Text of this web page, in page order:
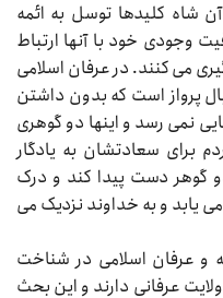
شاه کلیدها توسل به ائمه
وجودی خود با آنها ارتباط
می کنند. در عرفان اسلامی
پرواز است که بدون داشتن
نمی رسد و اینها دو گوهری
برای سعادتشان به یادگار
گوهر دست پیدا کند و درک
یابد و به خداوند نزدیک می
و عرفان اسلامی در شناخت
عرفانی دارند و این بحث